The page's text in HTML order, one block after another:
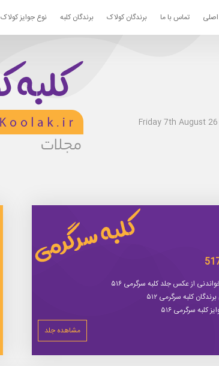
تماس با ما برندگان کولاک برندگان کلبه نوع جوایز کولاک
از عکس جلد کلبه سرگرمی ۵۱۶
کلبه سرگرمی ۵۱۲
کلبه سرگرمی ۵۱۶
مشاهده جلد